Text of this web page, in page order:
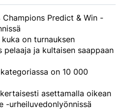
Champions Predict & Win -
on turnauksen
ja kultaisen saappaan
on 10 000
asettamalla oikean
-urheiluvedonlyönnissä